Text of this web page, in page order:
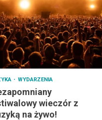
WYDARZENIA
wieczór z
na żywo!